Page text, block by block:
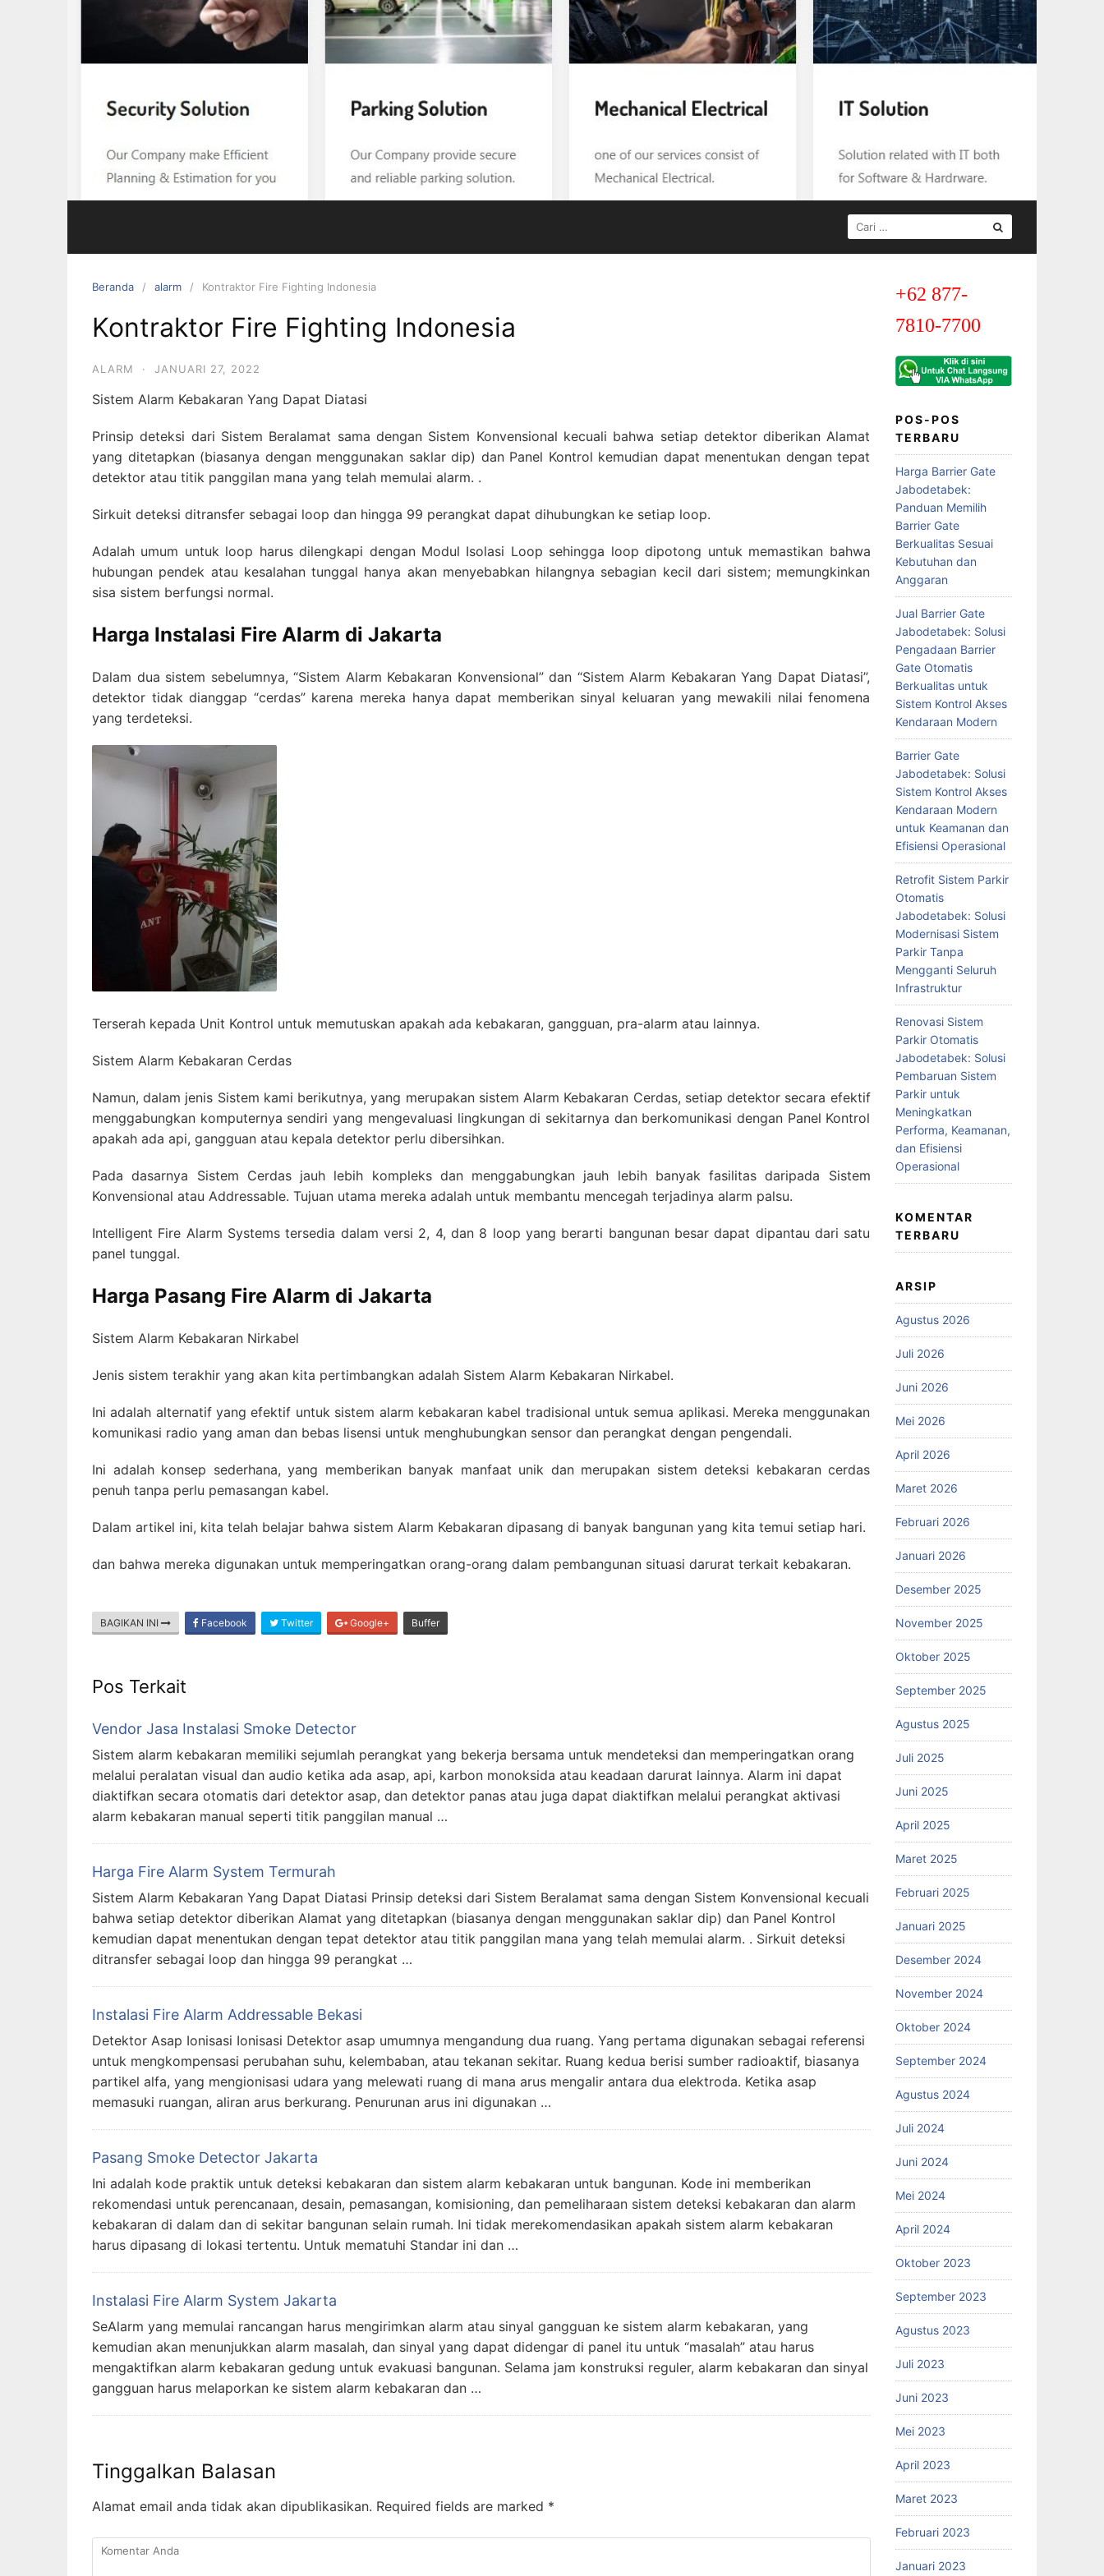
CARI
UNTUK:
Beranda alarm Kontraktor Fire Fighting Indonesia
Kontraktor Fire Fighting Indonesia
ALARM · JANUARI 27, 2022
Sistem Alarm Kebakaran Yang Dapat Diatasi
Prinsip deteksi dari Sistem Beralamat sama dengan Sistem Konvensional kecuali bahwa setiap detektor diberikan Alamat
yang ditetapkan (biasanya dengan menggunakan saklar dip) dan Panel Kontrol kemudian dapat menentukan dengan tepat
detektor atau titik panggilan mana yang telah memulai alarm. .
Sirkuit deteksi ditransfer sebagai loop dan hingga 99 perangkat dapat dihubungkan ke setiap loop.
Adalah umum untuk loop harus dilengkapi dengan Modul Isolasi Loop sehingga loop dipotong untuk memastikan bahwa
hubungan pendek atau kesalahan tunggal hanya akan menyebabkan hilangnya sebagian kecil dari sistem; memungkinkan
sisa sistem berfungsi normal.
Harga Instalasi Fire Alarm di Jakarta
Dalam dua sistem sebelumnya, “Sistem Alarm Kebakaran Konvensional” dan “Sistem Alarm Kebakaran Yang Dapat Diatasi”,
detektor tidak dianggap “cerdas” karena mereka hanya dapat memberikan sinyal keluaran yang mewakili nilai fenomena
yang terdeteksi.
Terserah kepada Unit Kontrol untuk memutuskan apakah ada kebakaran, gangguan, pra-alarm atau lainnya.
Sistem Alarm Kebakaran Cerdas
Namun, dalam jenis Sistem kami berikutnya, yang merupakan sistem Alarm Kebakaran Cerdas, setiap detektor secara efektif
menggabungkan komputernya sendiri yang mengevaluasi lingkungan di sekitarnya dan berkomunikasi dengan Panel Kontrol
apakah ada api, gangguan atau kepala detektor perlu dibersihkan.
Pada dasarnya Sistem Cerdas jauh lebih kompleks dan menggabungkan jauh lebih banyak fasilitas daripada Sistem
Konvensional atau Addressable. Tujuan utama mereka adalah untuk membantu mencegah terjadinya alarm palsu.
Intelligent Fire Alarm Systems tersedia dalam versi 2, 4, dan 8 loop yang berarti bangunan besar dapat dipantau dari satu
panel tunggal.
Harga Pasang Fire Alarm di Jakarta
Sistem Alarm Kebakaran Nirkabel
Jenis sistem terakhir yang akan kita pertimbangkan adalah Sistem Alarm Kebakaran Nirkabel.
Ini adalah alternatif yang efektif untuk sistem alarm kebakaran kabel tradisional untuk semua aplikasi. Mereka menggunakan
komunikasi radio yang aman dan bebas lisensi untuk menghubungkan sensor dan perangkat dengan pengendali.
Ini adalah konsep sederhana, yang memberikan banyak manfaat unik dan merupakan sistem deteksi kebakaran cerdas
penuh tanpa perlu pemasangan kabel.
Dalam artikel ini, kita telah belajar bahwa sistem Alarm Kebakaran dipasang di banyak bangunan yang kita temui setiap hari.
dan bahwa mereka digunakan untuk memperingatkan orang-orang dalam pembangunan situasi darurat terkait kebakaran.
BAGIKAN INI Facebook Twitter Google+ Buffer
Pos Terkait
Vendor Jasa Instalasi Smoke Detector
Sistem alarm kebakaran memiliki sejumlah perangkat yang bekerja bersama untuk mendeteksi dan memperingatkan orang
melalui peralatan visual dan audio ketika ada asap, api, karbon monoksida atau keadaan darurat lainnya. Alarm ini dapat
diaktifkan secara otomatis dari detektor asap, dan detektor panas atau juga dapat diaktifkan melalui perangkat aktivasi
alarm kebakaran manual seperti titik panggilan manual …
Harga Fire Alarm System Termurah
Sistem Alarm Kebakaran Yang Dapat Diatasi Prinsip deteksi dari Sistem Beralamat sama dengan Sistem Konvensional kecuali
bahwa setiap detektor diberikan Alamat yang ditetapkan (biasanya dengan menggunakan saklar dip) dan Panel Kontrol
kemudian dapat menentukan dengan tepat detektor atau titik panggilan mana yang telah memulai alarm. . Sirkuit deteksi
ditransfer sebagai loop dan hingga 99 perangkat …
Instalasi Fire Alarm Addressable Bekasi
Detektor Asap Ionisasi Ionisasi Detektor asap umumnya mengandung dua ruang. Yang pertama digunakan sebagai referensi
untuk mengkompensasi perubahan suhu, kelembaban, atau tekanan sekitar. Ruang kedua berisi sumber radioaktif, biasanya
partikel alfa, yang mengionisasi udara yang melewati ruang di mana arus mengalir antara dua elektroda. Ketika asap
memasuki ruangan, aliran arus berkurang. Penurunan arus ini digunakan …
Pasang Smoke Detector Jakarta
Ini adalah kode praktik untuk deteksi kebakaran dan sistem alarm kebakaran untuk bangunan. Kode ini memberikan
rekomendasi untuk perencanaan, desain, pemasangan, komisioning, dan pemeliharaan sistem deteksi kebakaran dan alarm
kebakaran di dalam dan di sekitar bangunan selain rumah. Ini tidak merekomendasikan apakah sistem alarm kebakaran
harus dipasang di lokasi tertentu. Untuk mematuhi Standar ini dan …
Instalasi Fire Alarm System Jakarta
SeAlarm yang memulai rancangan harus mengirimkan alarm atau sinyal gangguan ke sistem alarm kebakaran, yang
kemudian akan menunjukkan alarm masalah, dan sinyal yang dapat didengar di panel itu untuk “masalah” atau harus
mengaktifkan alarm kebakaran gedung untuk evakuasi bangunan. Selama jam konstruksi reguler, alarm kebakaran dan sinyal
gangguan harus melaporkan ke sistem alarm kebakaran dan …
Tinggalkan Balasan
Alamat email anda tidak akan dipublikasikan. Required fields are marked *
+62 877-
7810-7700
POS-POS
TERBARU
Harga Barrier Gate
Jabodetabek:
Panduan Memilih
Barrier Gate
Berkualitas Sesuai
Kebutuhan dan
Anggaran
Jual Barrier Gate
Jabodetabek: Solusi
Pengadaan Barrier
Gate Otomatis
Berkualitas untuk
Sistem Kontrol Akses
Kendaraan Modern
Barrier Gate
Jabodetabek: Solusi
Sistem Kontrol Akses
Kendaraan Modern
untuk Keamanan dan
Efisiensi Operasional
Retrofit Sistem Parkir
Otomatis
Jabodetabek: Solusi
Modernisasi Sistem
Parkir Tanpa
Mengganti Seluruh
Infrastruktur
Renovasi Sistem
Parkir Otomatis
Jabodetabek: Solusi
Pembaruan Sistem
Parkir untuk
Meningkatkan
Performa, Keamanan,
dan Efisiensi
Operasional
KOMENTAR
TERBARU
ARSIP
Agustus 2026
Juli 2026
Juni 2026
Mei 2026
April 2026
Maret 2026
Februari 2026
Januari 2026
Desember 2025
November 2025
Oktober 2025
September 2025
Agustus 2025
Juli 2025
Juni 2025
April 2025
Maret 2025
Februari 2025
Januari 2025
Desember 2024
November 2024
Oktober 2024
September 2024
Agustus 2024
Juli 2024
Juni 2024
Mei 2024
April 2024
Oktober 2023
September 2023
Agustus 2023
Juli 2023
Juni 2023
Mei 2023
April 2023
Maret 2023
Februari 2023
Januari 2023